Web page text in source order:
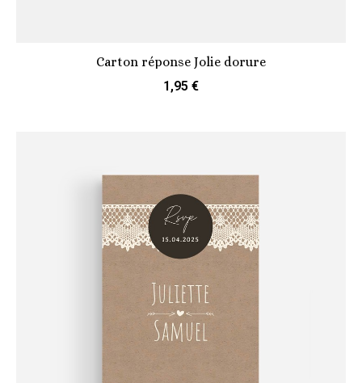
Carton réponse Jolie dorure
1,95 €